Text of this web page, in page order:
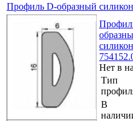
Профиль D-образный
Нет в
Тип
В